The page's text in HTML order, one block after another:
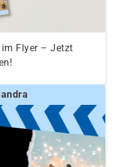
Flyer – Jetzt